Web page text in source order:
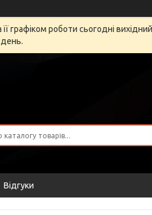
графіком роботи сьогодні
день.
Відгуки